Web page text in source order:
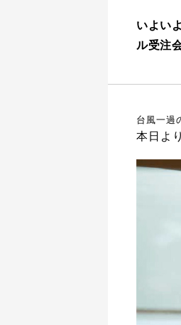
いよい
ル受注
台風一過
本日よ